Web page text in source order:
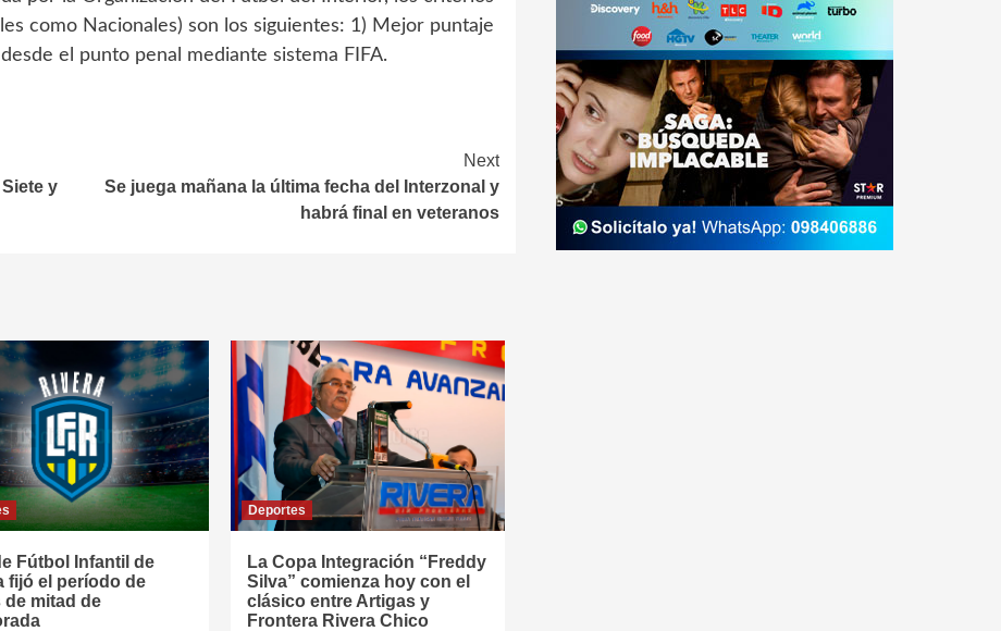
como Nacionales) son los siguientes: 1) Mejor puntaje
el punto penal mediante sistema FIFA.
y
Next
Se juega mañana la última fecha del Interzonal y
habrá final en veteranos
Fútbol Infantil de
fijó el período de
de mitad de
Deportes
La Copa Integración “Freddy
Silva” comienza hoy con el
clásico entre Artigas y
Frontera Rivera Chico